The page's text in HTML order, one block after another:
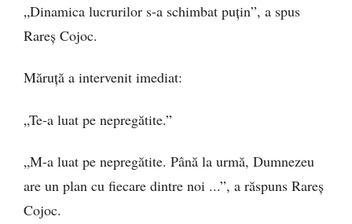
„Dinamica lucrurilor s-a schimbat puțin”, a spus
Rareș Cojoc.
Măruță a intervenit imediat:
„Te-a luat pe nepregătite.”
„M-a luat pe nepregătite. Până la urmă, Dumnezeu
are un plan cu fiecare dintre noi ...”, a răspuns Rareș
Cojoc.